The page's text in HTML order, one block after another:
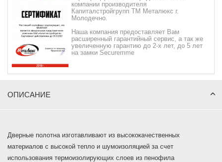
компании производителя
Капиталстройгрупп ТМ Металюкс г.
Молодечно.
Наша компания предоставляет Вам
расширенный гарантийный сервис, а так же
увеличенную гарантию до 2-х лет, до 5 лет
на замки Securemme
ОПИСАНИЕ
Дверные полотна изготавливают из высококачественных
материалов с высокой тепло и шумоизоляцией за счет
использования термоизолирующих слоев из пенофила